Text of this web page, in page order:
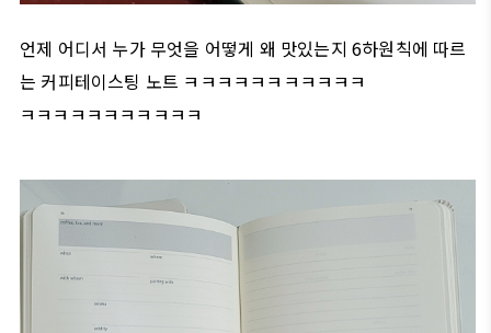
언제 어디서 누가 무엇을 어떻게 왜 맛있는지 6하원칙에 따르
는 커피테이스팅 노트 ㅋㅋㅋㅋㅋㅋㅋㅋㅋㅋㅋ
ㅋㅋㅋㅋㅋㅋㅋㅋㅋㅋㅋ